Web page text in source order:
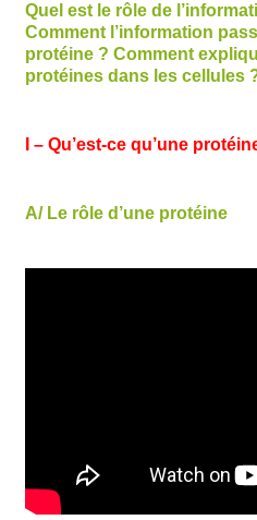
Quel est le rôle de
Comment l’information
protéine ? Comment
protéines dans les cellules
I – Qu’est-ce qu’une
A/ Le rôle d’une protéine